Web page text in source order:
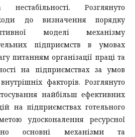
нестабільності. Розглянуто
до визначення порядку
моделі механізму
підприємств в умовах
питанням організації праці та
на підприємствах за умов
факторів. Розглянуто
найбільш ефективних
на підприємствах готельного
удосконалення ресурсної
основні механізми та